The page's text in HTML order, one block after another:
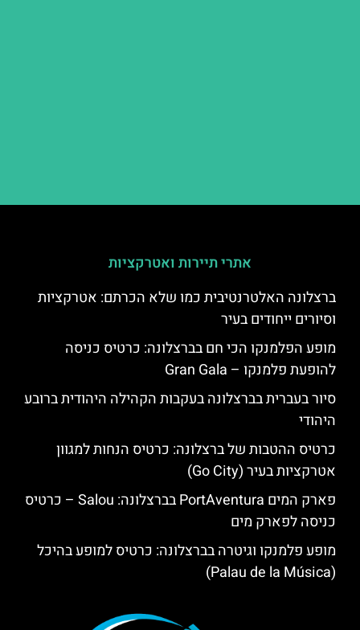
אתרי תיירות ואטרקציות
ברצלונה האלטרנטיבית כמו שלא הכרתם: אטרקציות
וסיורים ייחודים בעיר
מופע הפלמנקו הכי חם בברצלונה: כרטיס כניסה
להופעת פלמנקו – Gran Gala
סיור בעברית בברצלונה בעקבות הקהילה היהודית ברובע
היהודי
כרטיס ההטבות של ברצלונה: כרטיס הנחות למגוון
אטרקציות בעיר (Go City)
פארק המים PortAventura בברצלונה: Salou – כרטיס
כניסה לפארק מים
מופע פלמנקו וגיטרה בברצלונה: כרטיס למופע בהיכל
(Palau de la Música)